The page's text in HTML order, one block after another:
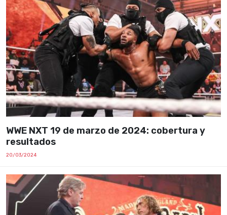
WWE NXT 19 de marzo de 2024: cobertura y
resultados
20/03/2024